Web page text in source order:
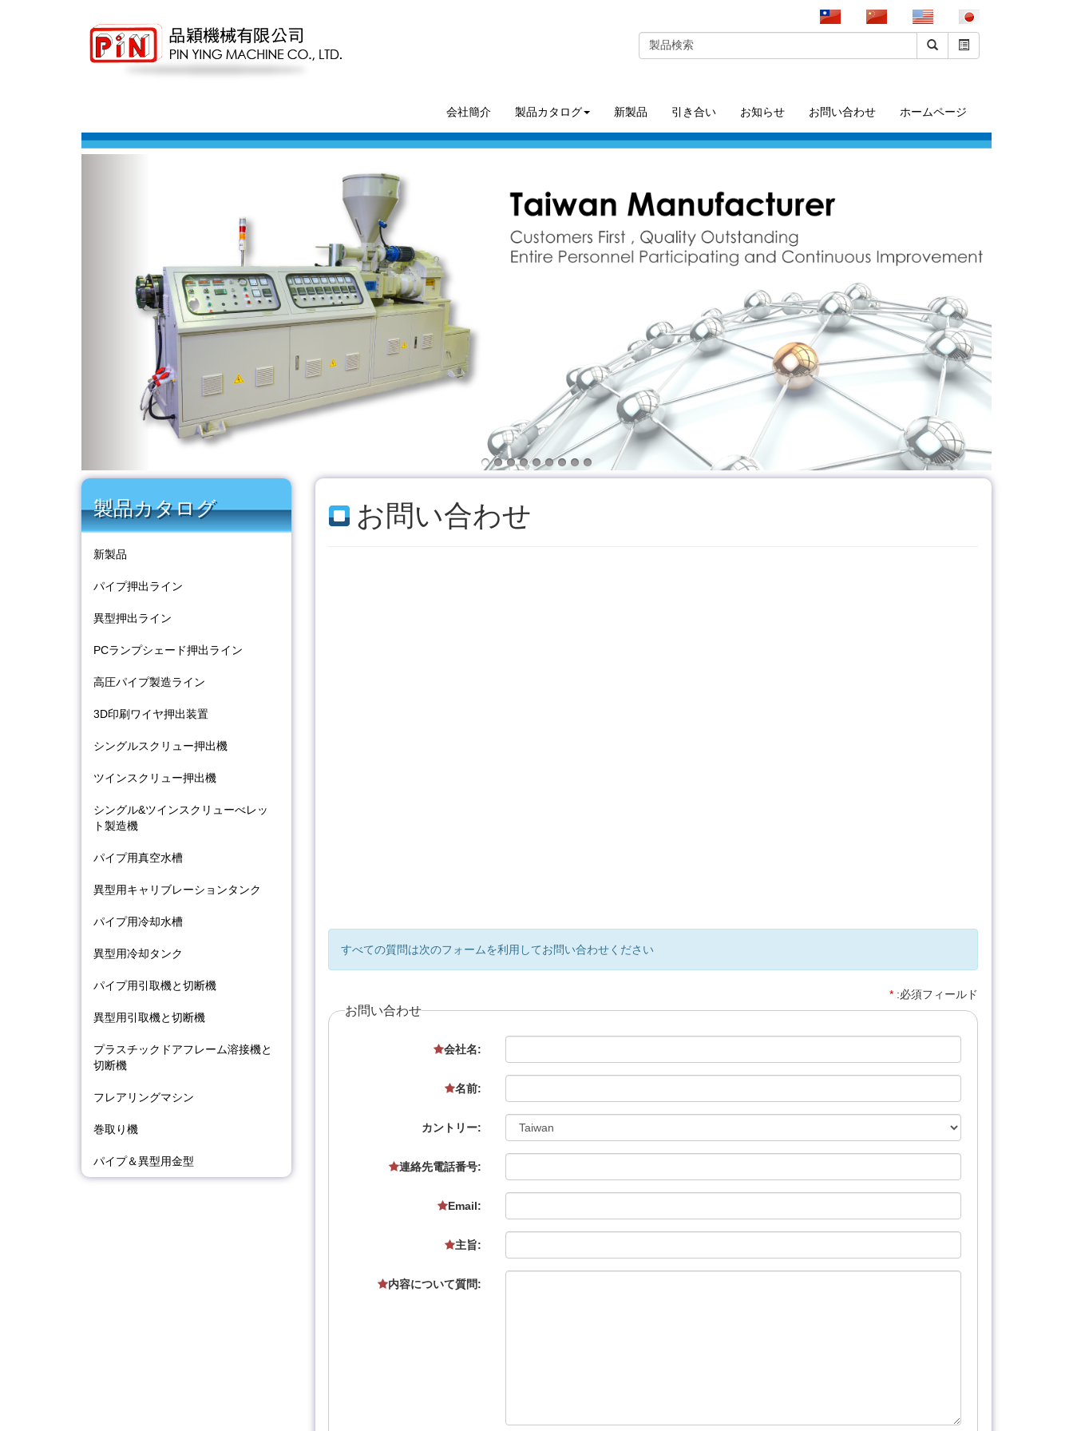
会社簡介 製品カタログ 新製品 引き合い お知らせ お問い合わせ ホームページ
製品カタログ
新製品
パイプ押出ライン
異型押出ライン
PCランプシェード押出ライン
高圧パイプ製造ライン
3D印刷ワイヤ押出装置
シングルスクリュー押出機
ツインスクリュー押出機
シングル&ツインスクリューべレッ
ト製造機
パイプ用真空水槽
異型用キャリブレーションタンク
パイプ用冷却水槽
異型用冷却タンク
パイプ用引取機と切断機
異型用引取機と切断機
プラスチックドアフレーム溶接機と
切断機
フレアリングマシン
巻取り機
パイプ＆異型用金型
お問い合わせ
すべての質問は次のフォームを利用してお問い合わせください
* :必須フィールド
お問い合わせ
会社名:
名前:
カントリー:
連絡先電話番号:
Email:
主旨:
内容について質問: